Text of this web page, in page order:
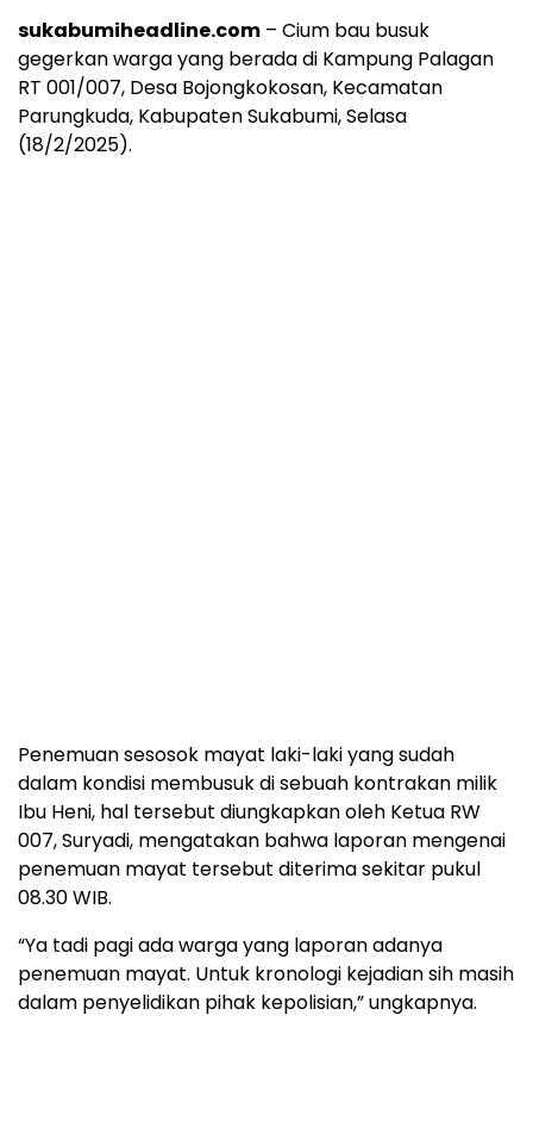
sukabumiheadline.com – Cium bau busuk
gegerkan warga yang berada di Kampung Palagan
RT 001/007, Desa Bojongkokosan, Kecamatan
Parungkuda, Kabupaten Sukabumi, Selasa
(18/2/2025).
Penemuan sesosok mayat laki-laki yang sudah
dalam kondisi membusuk di sebuah kontrakan milik
Ibu Heni, hal tersebut diungkapkan oleh Ketua RW
007, Suryadi, mengatakan bahwa laporan mengenai
penemuan mayat tersebut diterima sekitar pukul
08.30 WIB.
“Ya tadi pagi ada warga yang laporan adanya
penemuan mayat. Untuk kronologi kejadian sih masih
dalam penyelidikan pihak kepolisian,” ungkapnya.